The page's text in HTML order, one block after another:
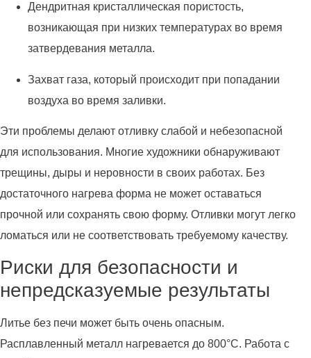
Дендритная кристаллическая пористость,
возникающая при низких температурах во время
затвердевания металла.
Захват газа, который происходит при попадании
воздуха во время заливки.
Эти проблемы делают отливку слабой и небезопасной
для использования. Многие художники обнаруживают
трещины, дыры и неровности в своих работах. Без
достаточного нагрева форма не может оставаться
прочной или сохранять свою форму. Отливки могут легко
ломаться или не соответствовать требуемому качеству.
Риски для безопасности и
непредсказуемые результаты
Литье без печи может быть очень опасным.
Расплавленный металл нагревается до 800°C. Работа с